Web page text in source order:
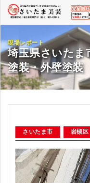
現場レポート
埼玉県さいた
塗装・外壁塗
さいたま市 岩槻区